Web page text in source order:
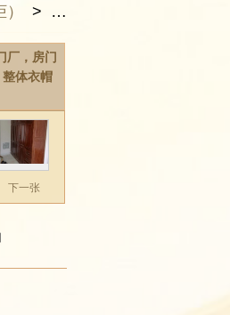
> 无锡-紫金英郡（无锡木
厂，房门
体衣帽
下一张